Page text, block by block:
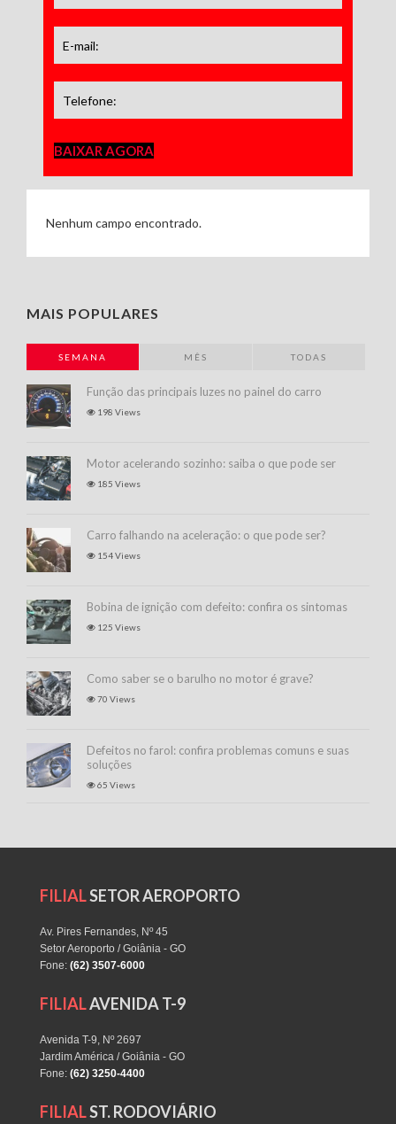
BAIXAR AGORA
Nenhum campo encontrado.
MAIS POPULARES
SEMANA MÊS TODAS
Função das principais luzes no painel do carro
198 Views
Motor acelerando sozinho: saiba o que pode ser
185 Views
Carro falhando na aceleração: o que pode ser?
154 Views
Bobina de ignição com defeito: confira os sintomas
125 Views
Como saber se o barulho no motor é grave?
70 Views
Defeitos no farol: confira problemas comuns e suas
soluções
65 Views
FILIALSETOR AEROPORTO
Av. Pires Fernandes, Nº 45
Setor Aeroporto / Goiânia - GO
Fone: (62) 3507-6000
FILIALAVENIDA T-9
Avenida T-9, Nº 2697
Jardim América / Goiânia - GO
Fone: (62) 3250-4400
FILIALST. RODOVIÁRIO